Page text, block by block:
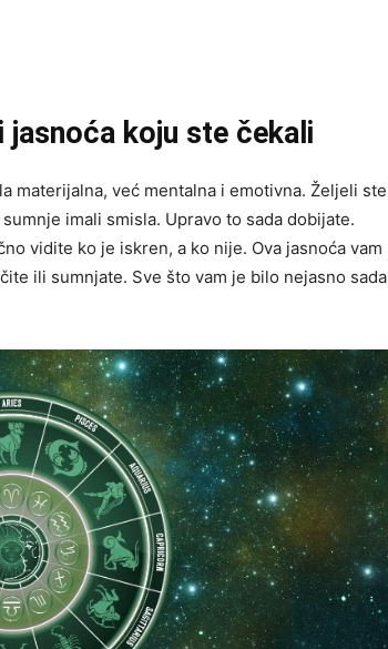
jasnoća koju ste čekali
materijalna, već mentalna i emotivna. Željeli ste
imali smisla. Upravo to sada dobijate.
vidite ko je iskren, a ko nije. Ova jasnoća vam
ili sumnjate. Sve što vam je bilo nejasno sada